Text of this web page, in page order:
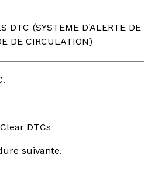
DTC (SYSTEME D'ALERTE DE
DE CIRCULATION)
DTCs
suivante.